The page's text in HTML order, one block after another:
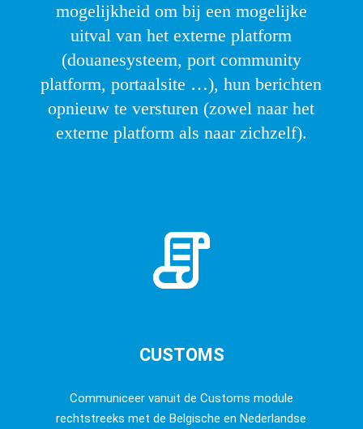
mogelijkheid om bij een mogelijke
uitval van het externe platform
(douanesysteem, port community
platform, portaalsite …), hun berichten
opnieuw te versturen (zowel naar het
externe platform als naar zichzelf).
CUSTOMS
Communiceer vanuit de Customs module
rechtstreeks met de Belgische en Nederlandse